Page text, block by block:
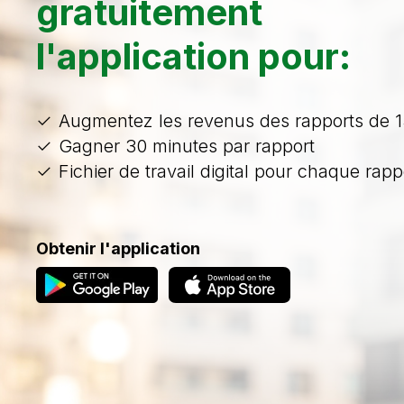
gratuitement
l'application pour:
Augmentez les revenus des rapports de
Gagner 30 minutes par rapport
Fichier de travail digital pour chaque
Obtenir l'application